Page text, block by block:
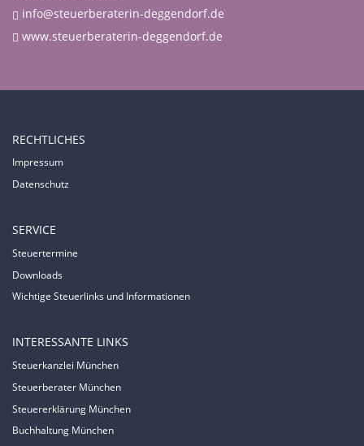
info@steuerberaterin-deggendorf.de
www.steuerberaterin-deggendorf.de
RECHTLICHES
Impressum
Datenschutz
SERVICE
Steuertermine
Downloads
Wichtige Steuerlinks und Informationen
INTERESSANTE LINKS
Steuerkanzlei München
Steuerberater München
Steuererklärung München
Buchhaltung München